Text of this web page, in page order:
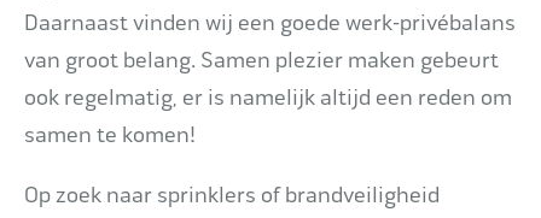
Daarnaast vinden wij een goede werk-privébalans
van groot belang. Samen plezier maken gebeurt
ook regelmatig, er is namelijk altijd een reden om
samen te komen!
Op zoek naar sprinklers of brandveiligheid